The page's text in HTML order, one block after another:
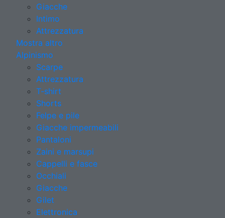
Giacche
Intimo
Attrezzatura
Mostra altro
Alpinismo
Scarpe
Attrezzatura
T-shirt
Shorts
Felpe e pile
Giacche impermeabili
Pantaloni
Zaini e marsupi
Cappelli e fasce
Occhiali
Giacche
Gilet
Elettronica